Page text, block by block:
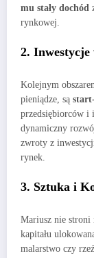
mu stały dochód
rynkowej.
2.
Kolejnym
pieniądze, są
przedsiębiorców i
dynamiczny
zwroty z
rynek.
3. Sztuka i
Mariusz nie stroni
kapitału
malarstwo czy